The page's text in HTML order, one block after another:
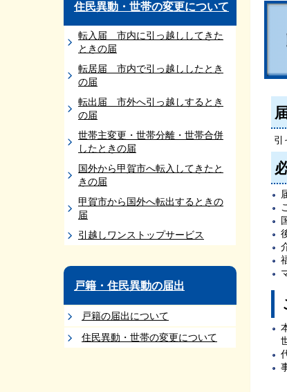
住民異動・世帯の変更について
転入届 市内に引っ越ししてきた
ときの届
転居届 市内で引っ越ししたとき
の届
転出届 市外へ引っ越しするとき
の届
世帯主変更・世帯分離・世帯合併
したときの届
国外から甲賀市へ転入してきたと
きの届
甲賀市から国外へ転出するときの
届
引越しワンストップサービス
戸籍・住民異動の届出
戸籍の届出について
住民異動・世帯の変更について
引